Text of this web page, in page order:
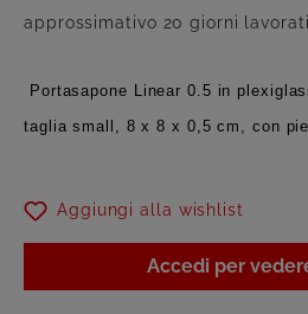
approssimativo 20 giorni
Portasapone Linear 0.5 in
taglia small, 8 x 8 x 0,5 cm, con
Aggiungi alla wishlist
Accedi per